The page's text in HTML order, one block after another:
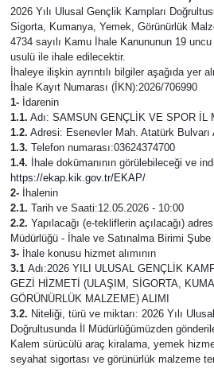
2026 Yılı Ulusal Gençlik Kampları
Sigorta, Kumanya, Yemek, Görünürlük
4734 sayılı Kamu İhale Kanununun 19
usulü ile ihale edilecektir.
İhaleye ilişkin ayrıntılı bilgiler aşağıda yer
İhale Kayıt Numarası (İKN):2026/706990
1- İdarenin
1.1. Adı: SAMSUN GENÇLİK VE SPOR İL
1.2. Adresi: Esenevler Mah. Atatürk Bulvarı
1.3. Telefon numarası:03624374700
1.4. İhale dokümanının görülebileceği ve
https://ekap.kik.gov.tr/EKAP/
2-İhalenin
2.1. Tarih ve Saati:12.05.2026 - 10:00
2.2. Yapılacağı (e-tekliflerin açılacağı)
Müdürlüğü - İhale ve Satınalma Birimi Şube
3-İhale konusu hizmet alımının
3.1 Adı:2026 YILI ULUSAL GENÇLİK
GEZİ HİZMETİ (ULAŞIM, SİGORTA,
GÖRÜNÜRLÜK MALZEME) ALIMI
3.2. Niteliği, türü ve miktarı: 2026 Yılı
Doğrultusunda İl Müdürlüğümüzden
Kalem sürücülü araç kiralama, yemek
seyahat sigortası ve görünürlük malzeme
Son Dakika Haberleri
Haber Arşivi